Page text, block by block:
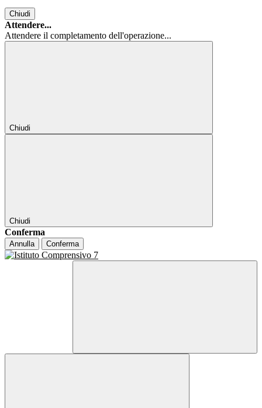
Chiudi
Attendere...
Attendere il completamento dell'operazione...
Chiudi
Chiudi
Conferma
Annulla Conferma